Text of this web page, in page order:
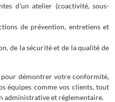
d’un atelier (coactivité, sous-
de prévention, entretiens et
de la sécurité et de la qualité de
démontrer votre conformité,
équipes comme vos clients, tout
administrative et réglementaire.